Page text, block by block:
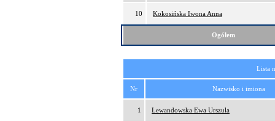
10 Kokosińska Iwona Anna
Ogółem
Lista
Nr Nazwisko i imiona
1 Lewandowska Ewa Urszula